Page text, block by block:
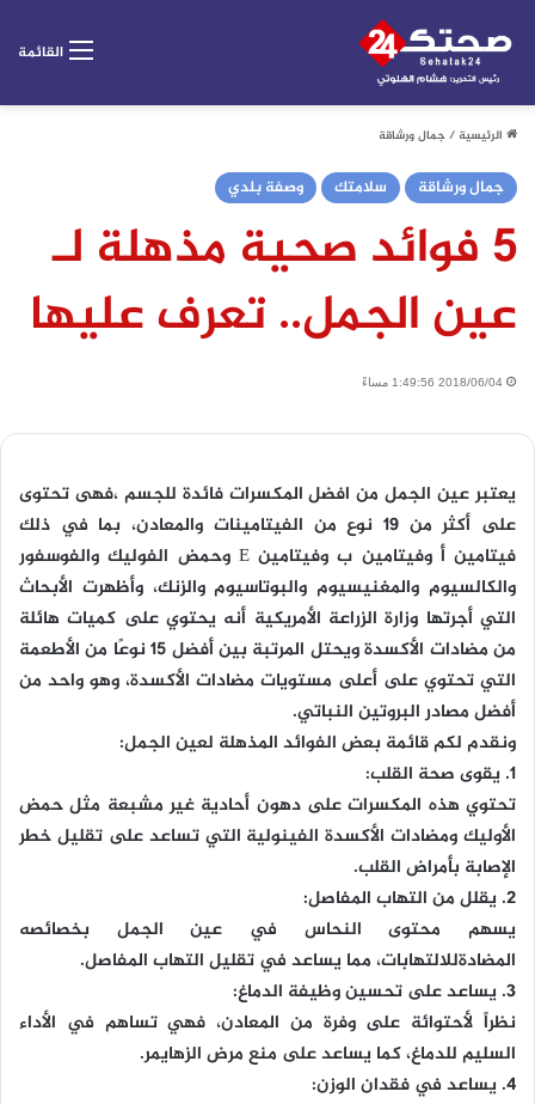
القائمة
الرئيسية/جمال ورشاقة
جمال ورشاقة سلامتك وصفة بلدي
5 فوائد صحية مذهلة لـ
عين الجمل.. تعرف عليها
2018/06/04 1:49:56 مساءً
يعتبر عين الجمل من افضل المكسرات فائدة للجسم ،فهى تحتوى
على أكثر من 19 نوع من الفيتامينات والمعادن، بما في ذلك
فيتامين أ وفيتامين ب وفيتامين E وحمض الفوليك والفوسفور
والكالسيوم والمغنيسيوم والبوتاسيوم والزنك، وأظهرت الأبحاث
التي أجرتها وزارة الزراعة الأمريكية أنه يحتوي على كميات هائلة
من مضادات الأكسدة ويحتل المرتبة بين أفضل 15 نوعًا من الأطعمة
التي تحتوي على أعلى مستويات مضادات الأكسدة، وهو واحد من
أفضل مصادر البروتين النباتي.
ونقدم لكم قائمة بعض الفوائد المذهلة لعين الجمل:
1. يقوى صحة القلب:
تحتوي هذه المكسرات على دهون أحادية غير مشبعة مثل حمض
الأوليك ومضادات الأكسدة الفينولية التي تساعد على تقليل خطر
الإصابة بأمراض القلب.
2. يقلل من التهاب المفاصل:
يسهم محتوى النحاس في عين الجمل بخصائصه
المضادةللالتهابات، مما يساعد في تقليل التهاب المفاصل.
3. يساعد على تحسين وظيفة الدماغ:
نظراً لأحتوائة على وفرة من المعادن، فهي تساهم في الأداء
السليم للدماغ، كما يساعد على منع مرض الزهايمر.
4. يساعد في فقدان الوزن: